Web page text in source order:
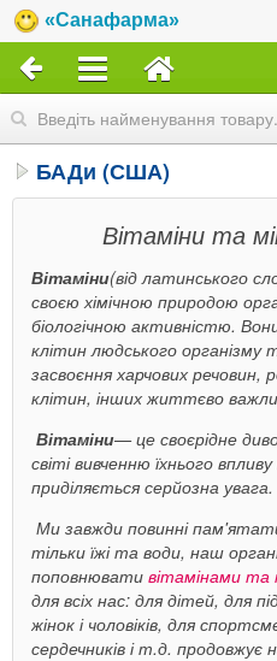
«Санафарма»
БАДи (США)
Вітаміни та
Вітаміни(від латинського
своєю хімічною природою
біологічною активністю.
клітин людського організму
засвоєння харчових речовин,
клітин, інших життєво
Вітаміни— це своєрідне
світі вивченню їхнього
приділяється серйозна увага.
Ми завжди повинні
тільки їжі та води, наш
поповнювати вітамінами та
для всіх нас: для дітей, для
жінок і чоловіків, для
сердечників і т.д.